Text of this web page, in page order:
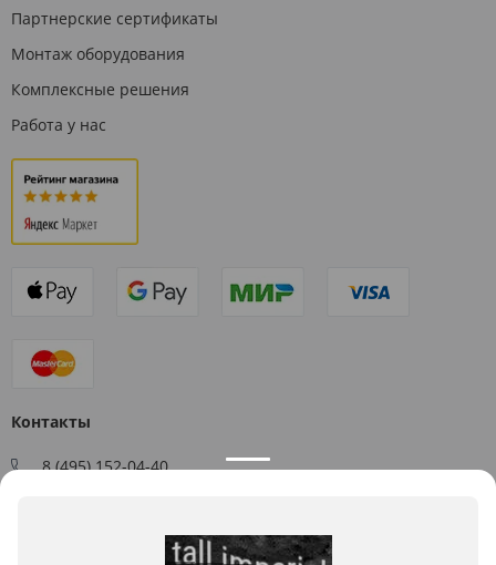
Партнерские сертификаты
Монтаж оборудования
Комплексные решения
Работа у нас
Контакты
8 (495) 152-04-40
109544, г. Москва, ул. Большая Андроньевская, д. 17